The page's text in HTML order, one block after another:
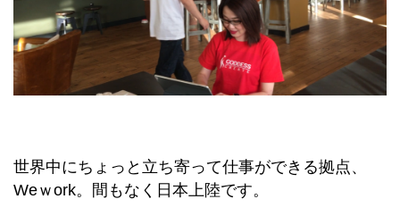
世界中にちょっと立ち寄って仕事ができる拠点、
Weｗork。間もなく日本上陸です。